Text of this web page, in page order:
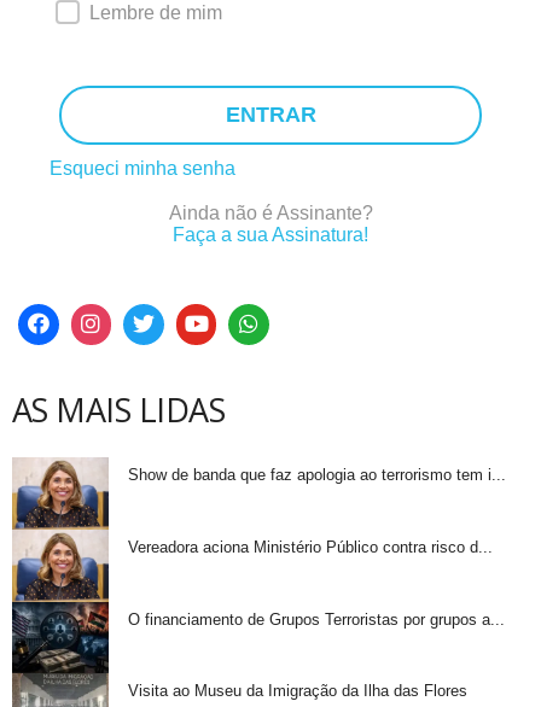
Lembre de mim
ENTRAR
Esqueci minha senha
Ainda não é Assinante?
Faça a sua Assinatura!
AS MAIS LIDAS
Show de banda que faz apologia ao terrorismo tem i...
Vereadora aciona Ministério Público contra risco d...
O financiamento de Grupos Terroristas por grupos a...
Visita ao Museu da Imigração da Ilha das Flores